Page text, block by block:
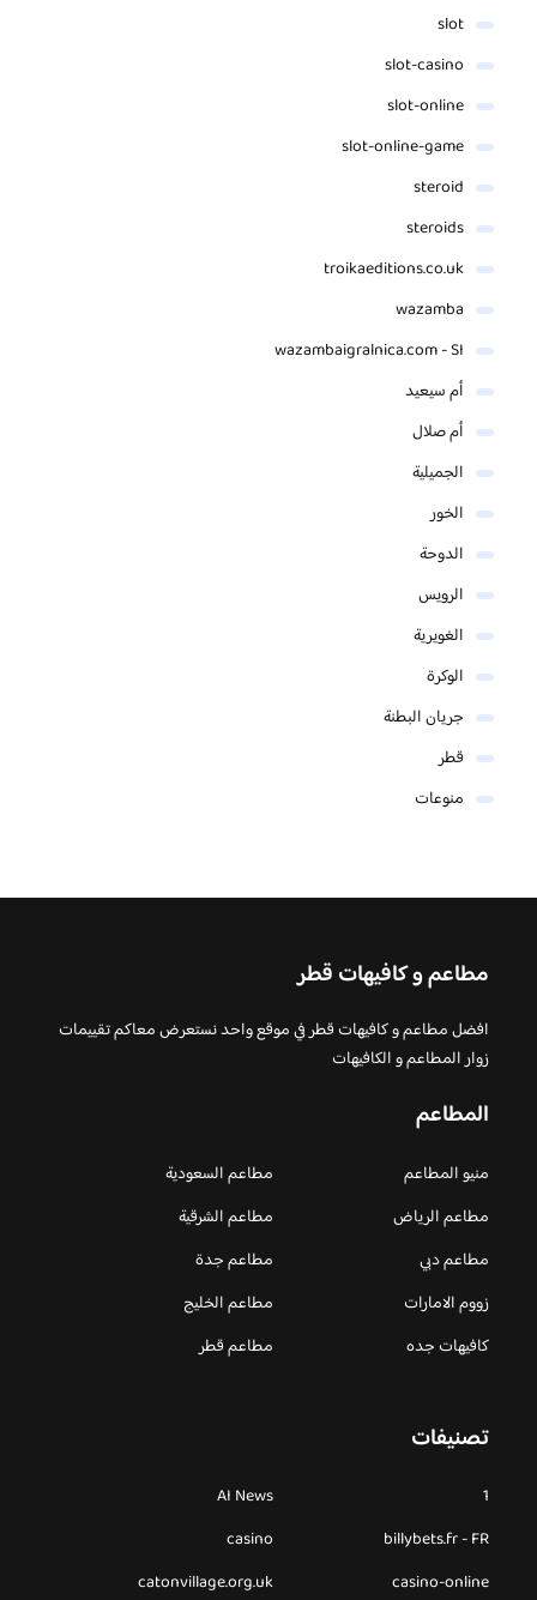
slot
slot-casino
slot-online
slot-online-game
steroid
steroids
troikaeditions.co.uk
wazamba
wazambaigralnica.com - SI
أم سيعيد
أم صلال
الجميلية
الخور
الدوحة
الرويس
الغويرية
الوكرة
جريان البطنة
قطر
منوعات
مطاعم و كافيهات قطر
افضل مطاعم و كافيهات قطر في موقع واحد نستعرض معاكم تقييمات
زوار المطاعم و الكافيهات
المطاعم
منيو المطاعم
مطاعم السعودية
مطاعم الرياض
مطاعم الشرقية
مطاعم دبي
مطاعم جدة
زووم الامارات
مطاعم الخليج
كافيهات جده
مطاعم قطر
تصنيفات
1
AI News
billybets.fr - FR
casino
casino-online
catonvillage.org.uk